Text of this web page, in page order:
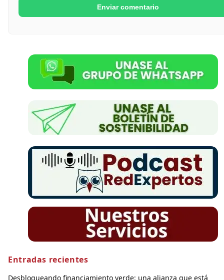
Entradas recientes
Desbloqueando financiamiento verde: una alianza que está